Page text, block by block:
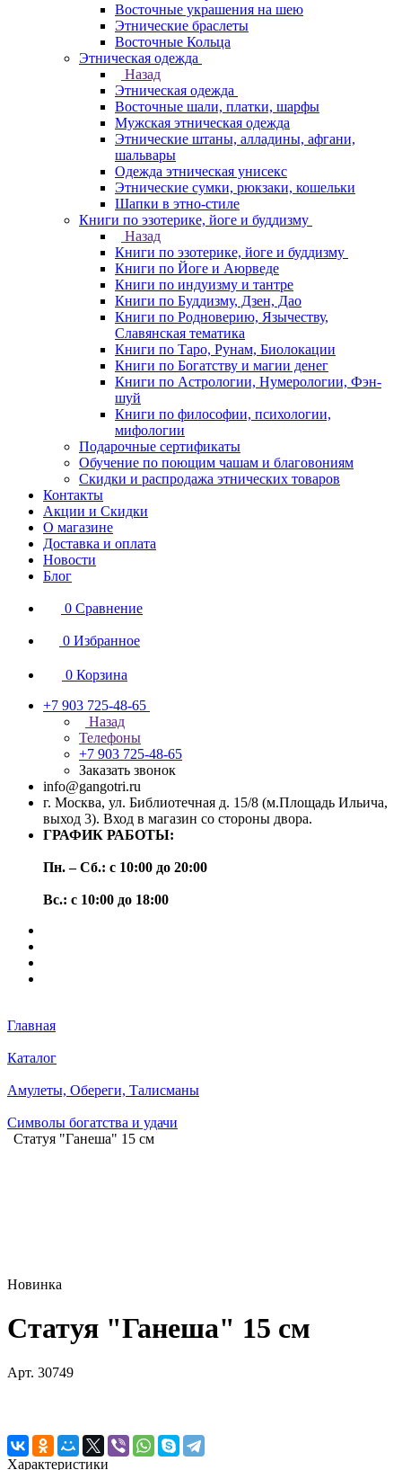
Восточные украшения на шею
Этнические браслеты
Восточные Кольца
Этническая одежда
Назад
Этническая одежда
Восточные шали, платки, шарфы
Мужская этническая одежда
Этнические штаны, алладины, афгани,
шальвары
Одежда этническая унисекс
Этнические сумки, рюкзаки, кошельки
Шапки в этно-стиле
Книги по эзотерике, йоге и буддизму
Назад
Книги по эзотерике, йоге и буддизму
Книги по Йоге и Аюрведе
Книги по индуизму и тантре
Книги по Буддизму, Дзен, Дао
Книги по Родноверию, Язычеству,
Славянская тематика
Книги по Таро, Рунам, Биолокации
Книги по Богатству и магии денег
Книги по Астрологии, Нумерологии, Фэн-
шуй
Книги по философии, психологии,
мифологии
Подарочные сертификаты
Обучение по поющим чашам и благовониям
Скидки и распродажа этнических товаров
Контакты
Акции и Скидки
О магазине
Доставка и оплата
Новости
Блог
0 Сравнение
0 Избранное
0 Корзина
+7 903 725-48-65
Назад
Телефоны
+7 903 725-48-65
Заказать звонок
info@gangotri.ru
г. Москва, ул. Библиотечная д. 15/8 (м.Площадь Ильича,
выход 3). Вход в магазин со стороны двора.
ГРАФИК РАБОТЫ:
Пн. – Сб.: с 10:00 до 20:00
Вс.: с 10:00 до 18:00
Главная
Каталог
Амулеты, Обереги, Талисманы
Символы богатства и удачи
Статуя "Ганеша" 15 см
Новинка
Статуя "Ганеша" 15 см
Арт. 30749
Характеристики